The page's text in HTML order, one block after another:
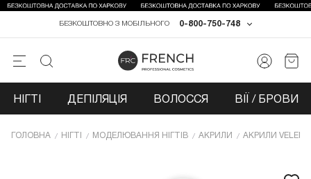
0-800-750-748
БЕЗКОШТОВНО З МОБІЛЬНОГО
НІГТІ ДЕПІЛЯЦІЯ ВОЛОССЯ ВІЇ / БРОВИ
ГОЛОВНА НІГТІ МОДЕЛЮВАННЯ НІГТІВ АКРИЛИ АКРИЛИ VELENA